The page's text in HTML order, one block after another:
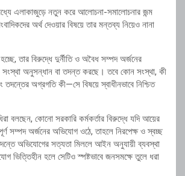
এলাকাজুড়ে নতুন করে আলোচনা-সমালোচনার জন্ম
অর্থ দেওয়ার বিষয়ে তার মন্তব্য নিয়েও নানা
তার বিরুদ্ধে দুর্নীতি ও অবৈধ সম্পদ অর্জনের
সংস্থা অনুসন্ধান বা তদন্ত করছে। তবে কোন সংস্থা, কী
তদন্তের অগ্রগতি কী—সে বিষয়ে স্বাধীনভাবে নিশ্চিত
বলছেন, কোনো সরকারি কর্মকর্তার বিরুদ্ধে যদি আয়ের
সম্পদ অর্জনের অভিযোগ ওঠে, তাহলে নিরপেক্ষ ও স্বচ্ছ
অভিযোগের সত্যতা মিললে আইন অনুযায়ী ব্যবস্থা
ভিত্তিহীন হলে সেটিও স্পষ্টভাবে জনসমক্ষে তুলে ধরা